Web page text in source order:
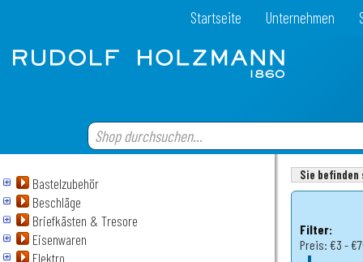
Startseite Unternehmen
Bastelzubehör
Beschläge
Briefkästen & Tresore
Eisenwaren
Elektro
Sie
Filter:
Preis: €3 -